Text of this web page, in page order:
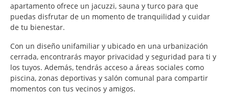
apartamento ofrece un jacuzzi, sauna y turco para que
puedas disfrutar de un momento de tranquilidad y cuidar
de tu bienestar.
Con un diseño unifamiliar y ubicado en una urbanización
cerrada, encontrarás mayor privacidad y seguridad para ti y
los tuyos. Además, tendrás acceso a áreas sociales como
piscina, zonas deportivas y salón comunal para compartir
momentos con tus vecinos y amigos.